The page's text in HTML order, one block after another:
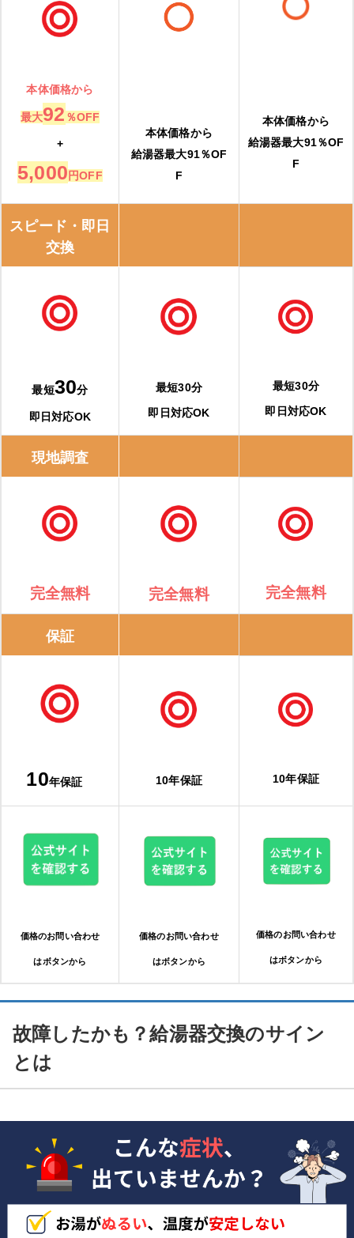
本体価格から
最大92 ％OFF
+
5,000円OFF
本体価格から
給湯器最大91％OF
F
本体価格から
給湯器最大91％OF
F
スピード・即日
交換
最短30分
即日対応OK
最短30分
即日対応OK
最短30分
即日対応OK
現地調査
完全無料 完全無料 完全無料
保証
10年保証 10年保証 10年保証
価格のお問い合わせ
はボタンから
価格のお問い合わせ
はボタンから
価格のお問い合わせ
はボタンから
故障したかも？給湯器交換のサイン
とは